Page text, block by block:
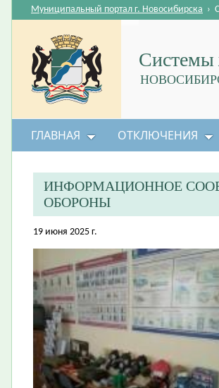
Системы
Муниципальный портал г. Новосибирска ›
ГЛАВНАЯ ОТКЛЮЧЕНИЯ
ИНФОРМАЦИОННОЕ
ОБОРОНЫ
19 июня 2025 г.